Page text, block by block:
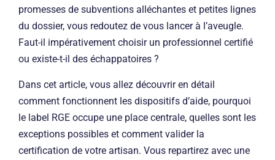
promesses de subventions alléchantes et petites lignes
du dossier, vous redoutez de vous lancer à l’aveugle.
Faut-il impérativement choisir un professionnel certifié
ou existe-t-il des échappatoires ?
Dans cet article, vous allez découvrir en détail
comment fonctionnent les dispositifs d’aide, pourquoi
le label RGE occupe une place centrale, quelles sont les
exceptions possibles et comment valider la
certification de votre artisan. Vous repartirez avec une